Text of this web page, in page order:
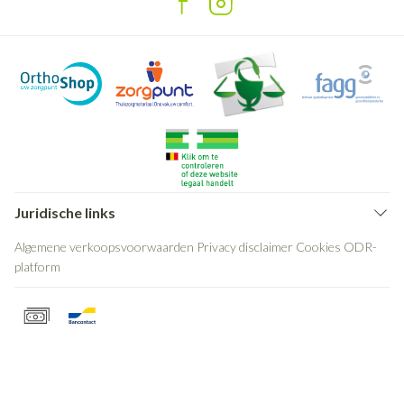
Juridische links
Algemene verkoopsvoorwaarden Privacy disclaimer Cookies ODR-
platform